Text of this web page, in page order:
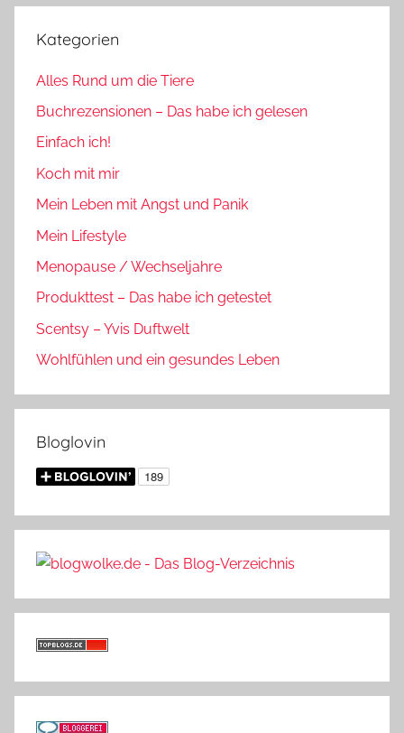
Kategorien
Alles Rund um die Tiere
Buchrezensionen – Das habe ich gelesen
Einfach ich!
Koch mit mir
Mein Leben mit Angst und Panik
Mein Lifestyle
Menopause / Wechseljahre
Produkttest – Das habe ich getestet
Scentsy – Yvis Duftwelt
Wohlfühlen und ein gesundes Leben
Bloglovin